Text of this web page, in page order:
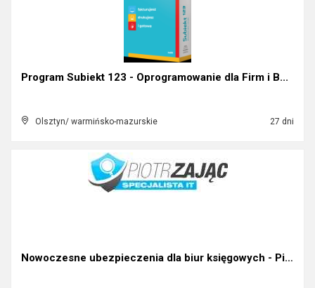
Program Subiekt 123 - Oprogramowanie dla Firm i B...
Olsztyn/ warmińsko-mazurskie 27 dni
Nowoczesne ubezpieczenia dla biur księgowych - Pio...